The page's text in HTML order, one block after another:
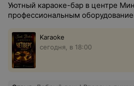
Уютный караоке-бар в центре
профессиональным
Karaoke
сегодня, в 18:00